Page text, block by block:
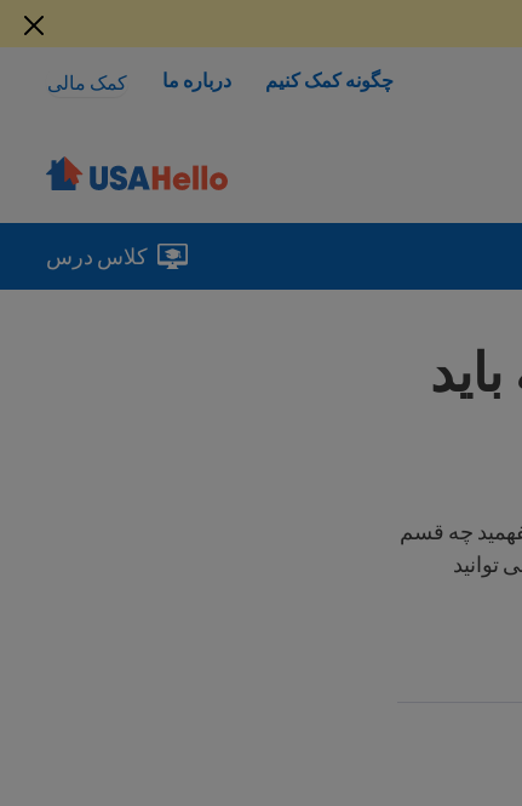
چگونه کمک کنیم درباره ما کمک مالی
کلاس درس
چه قسم